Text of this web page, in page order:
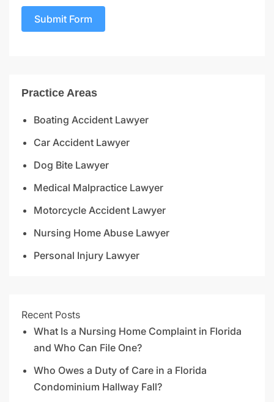
Submit Form
Practice Areas
Boating Accident Lawyer
Car Accident Lawyer
Dog Bite Lawyer
Medical Malpractice Lawyer
Motorcycle Accident Lawyer
Nursing Home Abuse Lawyer
Personal Injury Lawyer
Recent Posts
What Is a Nursing Home Complaint in Florida
and Who Can File One?
Who Owes a Duty of Care in a Florida
Condominium Hallway Fall?